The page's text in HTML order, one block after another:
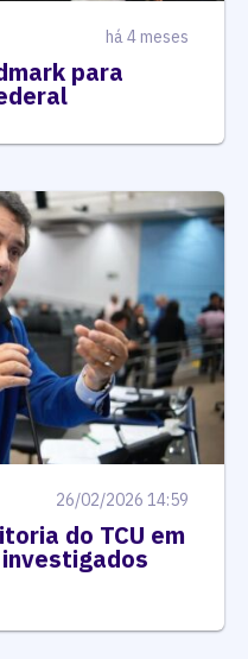
há 4 meses
para
26/02/2026 14:59
do TCU em